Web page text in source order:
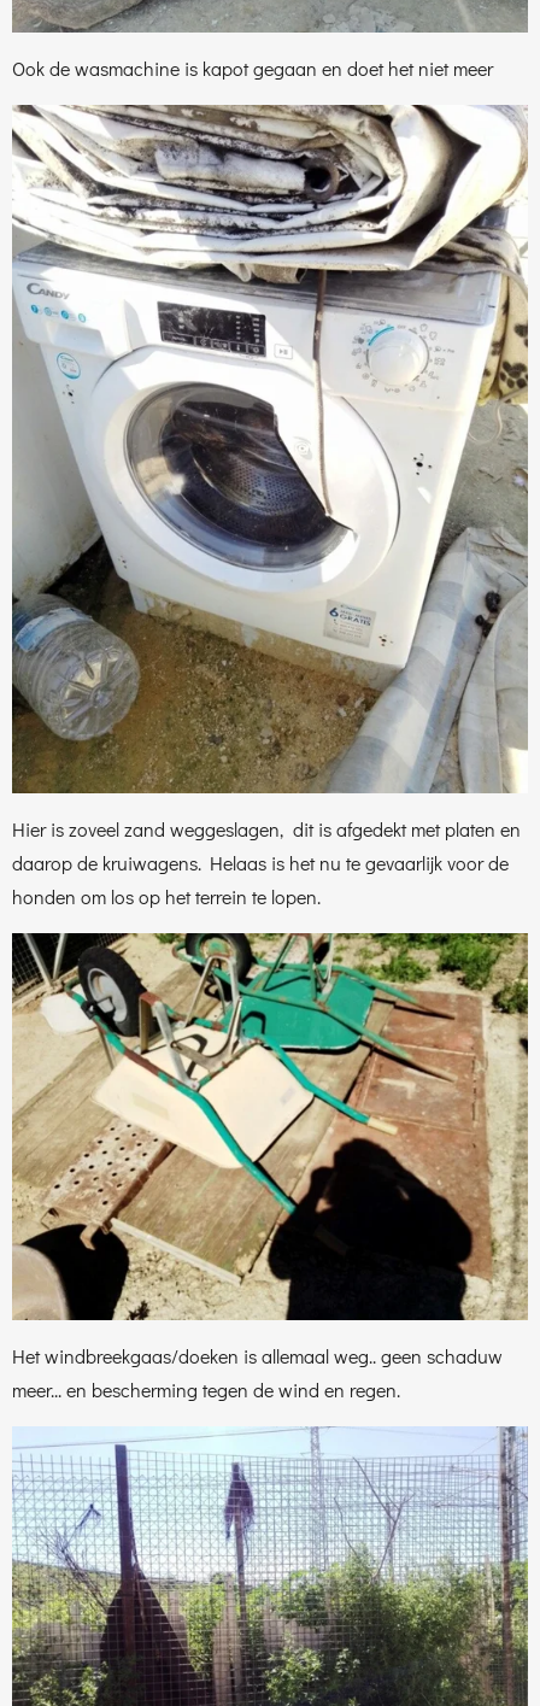
Ook de wasmachine is kapot gegaan en doet het niet meer
Hier is zoveel zand weggeslagen, dit is afgedekt met platen en
daarop de kruiwagens. Helaas is het nu te gevaarlijk voor de
honden om los op het terrein te lopen.
Het windbreekgaas/doeken is allemaal weg.. geen schaduw
meer... en bescherming tegen de wind en regen.